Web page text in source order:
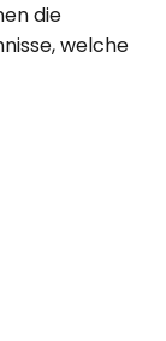
die
welche